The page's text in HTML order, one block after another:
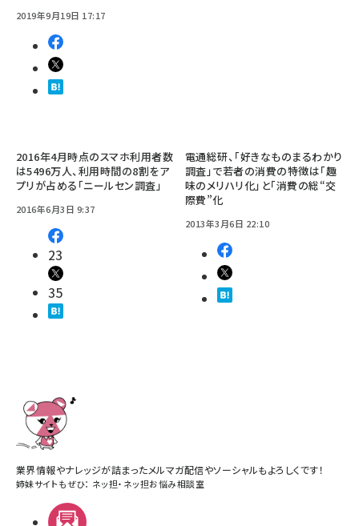
2019年9月19日 17:17
2016年4月時点のスマホ利用者数
は5496万人、利用時間の8割をア
プリが占める「ニールセン調査」
2016年6月3日 9:37
23
35
電通総研、「好きなものまるわかり
調査」で若者の消費の特徴は「趣
味のメリハリ化」と「消費の総“交
際費”化
2013年3月6日 22:10
業界情報やナレッジが詰まったメルマガ配信やソーシャルもよろしくです！
姉妹サイトもぜひ： ネッ担・ ネッ担お悩み相談室